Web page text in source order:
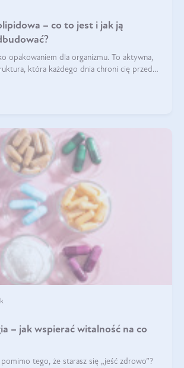
– co to jest i jak ją
opakowaniem dla organizmu. To aktywna,
która każdego dnia chroni cię przed
– jak wspierać witalność na co
tego, że starasz się „jeść zdrowo”?